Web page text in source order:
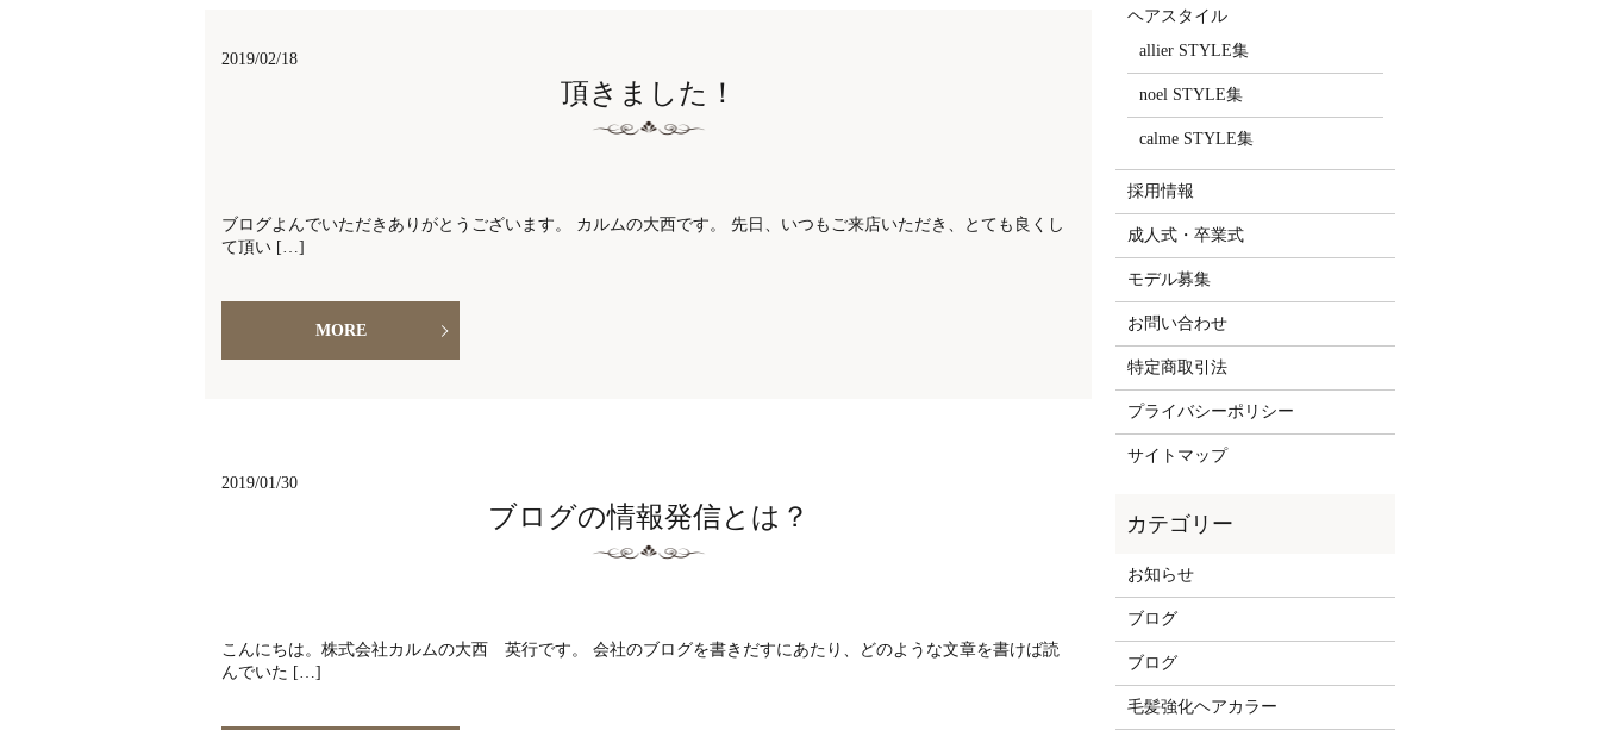
2019/02/18
頂きました！
ブログよんでいただきありがとうございます。 カルムの大西です。 先日、いつもご来店いただき、とても良くし
て頂い […]
MORE
2019/01/30
ブログの情報発信とは？
こんにちは。株式会社カルムの大西 英行です。 会社のブログを書きだすにあたり、どのような文章を書けば読
んでいた […]
ヘアスタイル
allier STYLE集
noel STYLE集
calme STYLE集
採用情報
成人式・卒業式
モデル募集
お問い合わせ
特定商取引法
プライバシーポリシー
サイトマップ
お知らせ
ブログ
ブログ
毛髪強化ヘアカラー